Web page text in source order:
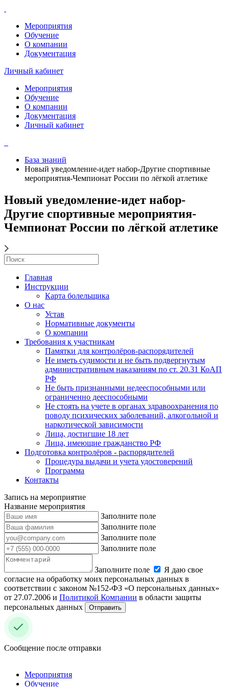
Мероприятия
Обучение
О компании
Документация
Личный кабинет
Мероприятия
Обучение
О компании
Документация
Личный кабинет
База знаний
Новый уведомление-идет набор-Другие спортивные
мероприятия-Чемпионат России по лёгкой атлетике
Новый уведомление-идет набор-
Другие спортивные мероприятия-
Чемпионат России по лёгкой атлетике
Главная
Инструкции
Карта болельщика
О нас
Устав
Нормативные документы
О компании
Требования к участникам
Памятки для контролёров-распорядителей
Не иметь судимости и не быть подвергнутым
административным наказаниям по ст. 20.31 КоАП
РФ
Не быть признанными недееспособными или
ограниченно дееспособными
Не стоять на учете в органах здравоохранения по
поводу психических заболеваний, алкогольной и
наркотической зависимости
Лица, достигшие 18 лет
Лица, имеющие гражданство РФ
Подготовка контролёров - распорядителей
Процедура выдачи и учета удостоверений
Программа
Контакты
Запись на мероприятие
Название мероприятия
Заполните поле
Заполните поле
Заполните поле
Заполните поле
Заполните поле
Я даю свое
согласие на обработку моих персональных данных в
соответствии с законом №152-ФЗ «О персональных данных»
от 27.07.2006 и Политикой Компании в области защиты
персональных данных
Отправить
Сообщение после отправки
Мероприятия
Обучение